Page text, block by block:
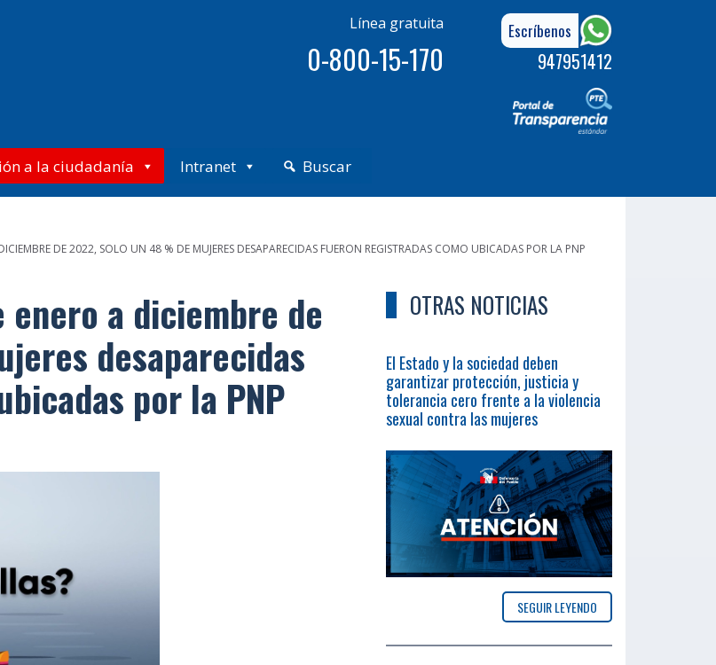
Línea gratuita
0-800-15-170
Escríbenos
947951412
a la ciudadanía Intranet Buscar
DE 2022, SOLO UN 48 % DE MUJERES DESAPARECIDAS FUERON REGISTRADAS COMO UBICADAS POR LA PNP
a diciembre de
desaparecidas
por la PNP
OTRAS NOTICIAS
El Estado y la sociedad deben
garantizar protección, justicia y
tolerancia cero frente a la violencia
sexual contra las mujeres
SEGUIR LEYENDO